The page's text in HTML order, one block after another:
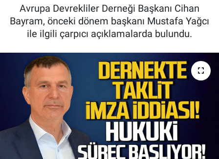
Avrupa Devrekliler Derneği Başkanı Cihan
Bayram, önceki dönem başkanı Mustafa Yağcı
ile ilgili çarpıcı açıklamalarda bulundu.